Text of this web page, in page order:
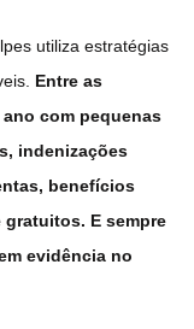
utiliza estratégias
Entre as
com pequenas
indenizações
benefícios
E sempre
evidência no